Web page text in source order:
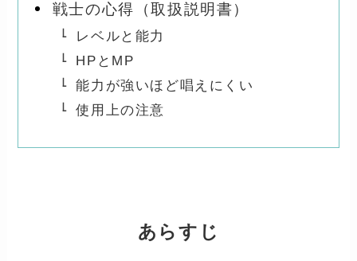
戦士の心得（取扱説明書）
レベルと能力
HPとMP
能力が強いほど唱えにくい
使用上の注意
あらすじ